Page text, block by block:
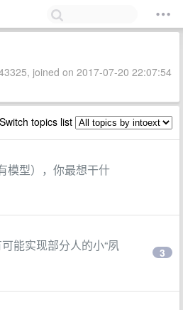
joined on 2017-07-20 22:07:54
Switch topics list
模型），你最想干什
能实现部分人的小“夙
3